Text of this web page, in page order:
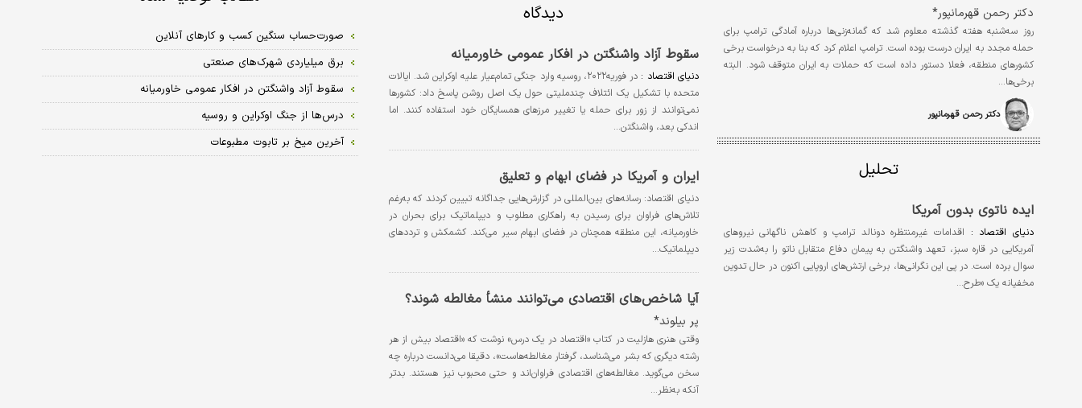
دکتر رحمن قهرمانپور*
روز سه‌شنبه هفته گذشته معلوم شد که گمانه‌زنی‌ها درباره آمادگی ترامپ برای
حمله مجدد به ایران درست بوده است. ترامپ اعلام کرد که بنا به درخواست برخی
کشورهای منطقه، فعلا دستور داده است که حملات به ایران متوقف شود. البته
برخی‌ها…
دکتر رحمن قهرمانپور
تحلیل
ایده ناتوی بدون آمریکا
دنیای‌ اقتصاد : اقدامات غیرمنتظره دونالد ترامپ و کاهش ناگهانی نیروهای
آمریکایی در قاره سبز، تعهد واشنگتن به پیمان دفاع متقابل ناتو را به‌شدت زیر
سوال برده است. در پی این نگرانی‌ها، برخی ارتش‌های اروپایی اکنون در حال تدوین
مخفیانه یک «طرح…
دیدگاه
سقوط آزاد واشنگتن در افکار عمومی خاورمیانه
دنیای اقتصاد :
در فوریه۲۰۲۲، روسیه وارد جنگی تمام‌عیار علیه اوکراین شد. ایالات
متحده با تشکیل یک ائتلاف چندملیتی حول یک اصل روشن پاسخ داد: کشورها
نمی‌توانند از زور برای حمله یا تغییر مرزهای همسایگان خود استفاده کنند. اما
اندکی بعد، واشنگتن…
ایران و آمریکا در فضای ابهام و تعلیق
دنیای اقتصاد: رسانه‌های بین‌المللی در گزارش‌هایی جداگانه تبیین کردند که به‌رغم
تلاش‌های فراوان برای رسیدن به راهکاری مطلوب و دیپلماتیک برای بحران در
خاورمیانه، این منطقه همچنان در فضای ابهام سیر می‌کند. کشمکش و ترددهای
دیپلماتیک…
آیا شاخص‌های اقتصادی می‌توانند منشأ مغالطه شوند؟
پر بیلوند*
وقتی هنری‌ هازلیت در کتاب «اقتصاد در یک درس» نوشت که «اقتصاد بیش از هر
رشته دیگری که بشر می‌شناسد، گرفتار مغالطه‌هاست»، دقیقا می‌دانست درباره چه
سخن می‌گوید. مغالطه‌های اقتصادی فراوان‌اند و حتی محبوب نیز هستند. بدتر
آنکه به‌نظر…
صورت‌حساب سنگین کسب و کارهای آنلاین
برق میلیاردی شهرک‌های صنعتی
سقوط آزاد واشنگتن در افکار عمومی خاورمیانه
درس‌ها از جنگ اوکراین و روسیه
آخرین میخ بر تابوت مطبوعات